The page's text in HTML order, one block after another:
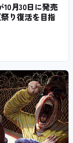
月30日に発売
り復活を目指